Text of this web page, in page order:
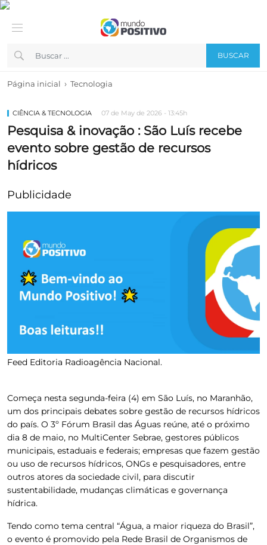
BUSCAR
Página inicial › Tecnologia
CIÊNCIA & TECNOLOGIA 07 de May de 2026 - 13:45h
Pesquisa & inovação : São Luís recebe
evento sobre gestão de recursos
hídricos
Publicidade
Feed Editoria Radioagência Nacional.
Começa nesta segunda-feira (4) em São Luís, no Maranhão,
um dos principais debates sobre gestão de recursos hídricos
do país. O 3º Fórum Brasil das Águas reúne, até o próximo
dia 8 de maio, no MultiCenter Sebrae, gestores públicos
municipais, estaduais e federais; empresas que fazem gestão
ou uso de recursos hídricos, ONGs e pesquisadores, entre
outros atores da sociedade civil, para discutir
sustentabilidade, mudanças climáticas e governança
hídrica.
Tendo como tema central “Água, a maior riqueza do Brasil”,
o evento é promovido pela Rede Brasil de Organismos de